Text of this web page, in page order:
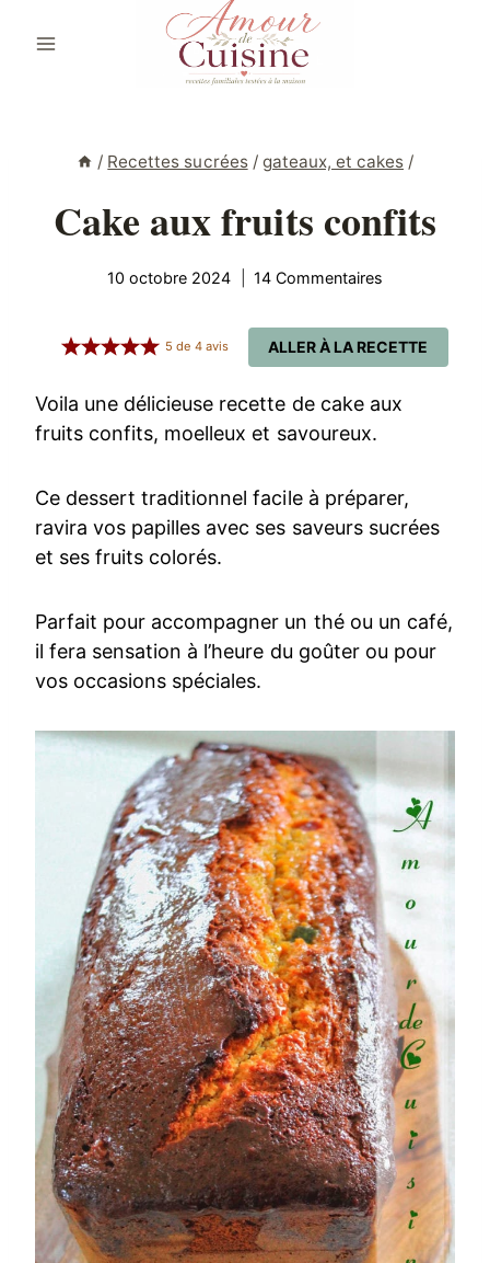
/ Recettes sucrées / gateaux, et cakes /
Cake aux fruits confits
10 octobre 2024 14 Commentaires
ALLER À LA RECETTE
5 de4 avis
Voila une délicieuse recette de cake aux
fruits confits, moelleux et savoureux.
Ce dessert traditionnel facile à préparer,
ravira vos papilles avec ses saveurs sucrées
et ses fruits colorés.
Parfait pour accompagner un thé ou un café,
il fera sensation à l’heure du goûter ou pour
vos occasions spéciales.